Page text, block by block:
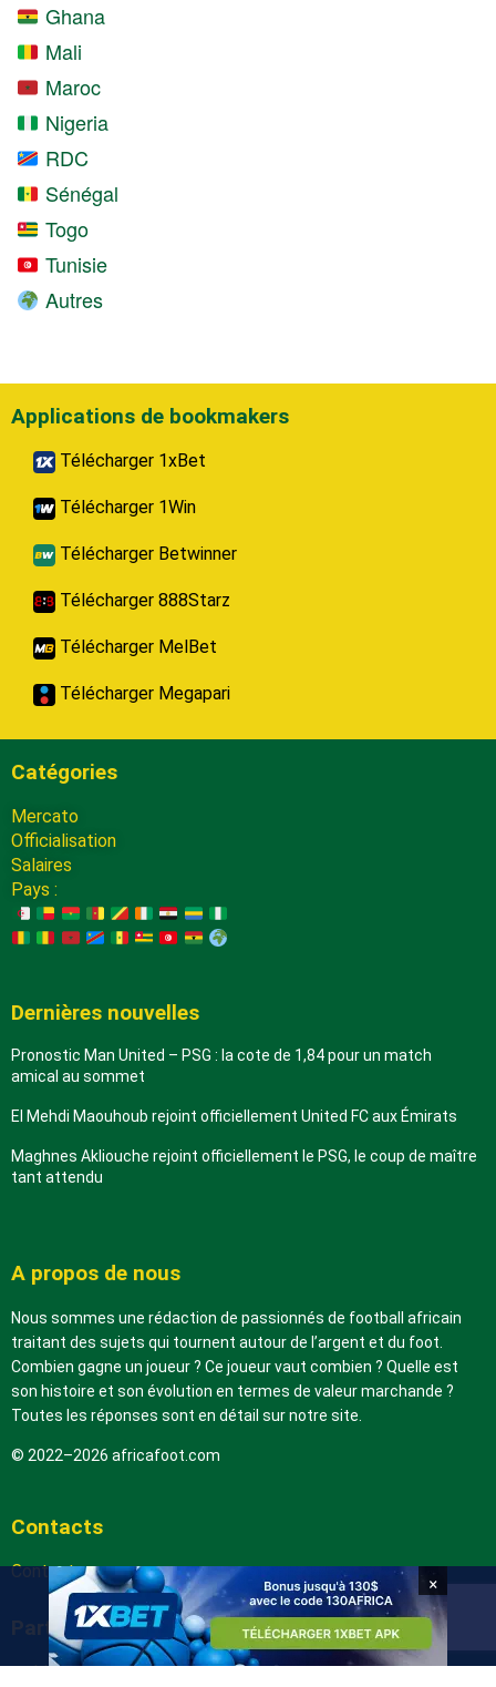
Ghana
Mali
Maroc
Nigeria
RDC
Sénégal
Togo
Tunisie
Autres
Applications de bookmakers
Télécharger 1xBet
Télécharger 1Win
Télécharger Betwinner
Télécharger 888Starz
Télécharger MelBet
Télécharger Megapari
Catégories
Mercato
Officialisation
Salaires
Pays :
Dernières nouvelles
Pronostic Man United – PSG : la cote de 1,84 pour un match
amical au sommet
El Mehdi Maouhoub rejoint officiellement United FC aux Émirats
Maghnes Akliouche rejoint officiellement le PSG, le coup de maître
tant attendu
A propos de nous
Nous sommes une rédaction de passionnés de football africain
traitant des sujets qui tournent autour de l’argent et du foot.
Combien gagne un joueur ? Ce joueur vaut combien ? Quelle est
son histoire et son évolution en termes de valeur marchande ?
Toutes les réponses sont en détail sur notre site.
© 2022–2026 africafoot.com
Contacts
Contactez-nous
Partenaires
arabic.africafoot.com
×